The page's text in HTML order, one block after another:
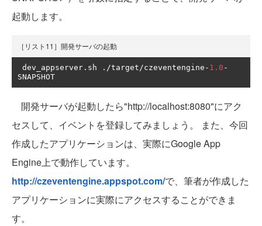
起動します。
［リスト11］開発サーバの起動
dev_appserver . sh ./target/czeventengine - 1.0 -
SNAPSHOT
開発サーバが起動したら"http://localhost:8080"にアク
セスして、イベントを登録してみましょう。 また、今回
作成したアプリケーションは、実際にGoogle App
Engine上で動作しています。
http://czeventengine.appspot.com/で、筆者が作成した
アプリケーションに実際にアクセスすることができま
す。